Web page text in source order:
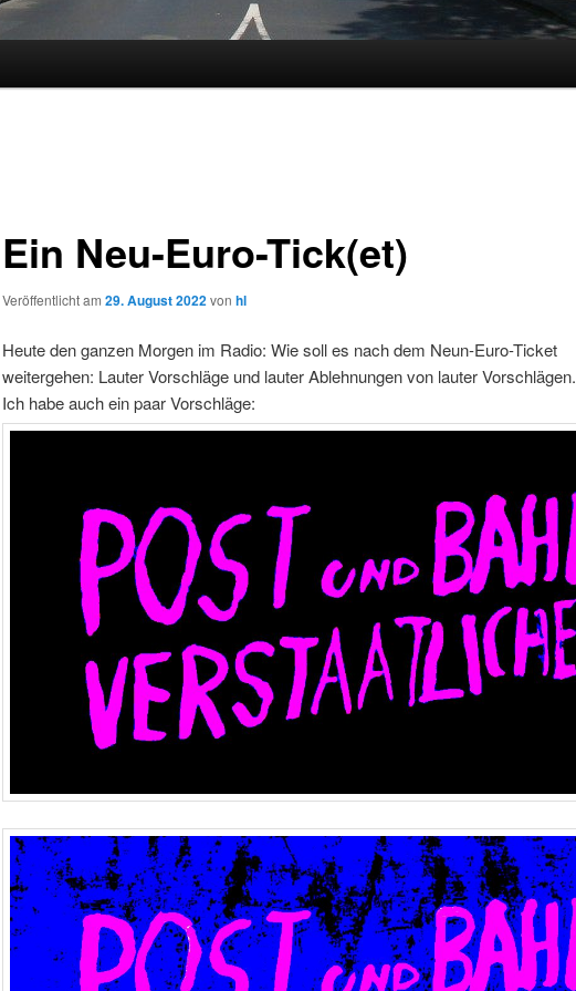
Ein Neu-Euro-Tick(et)
Veröffentlicht am 29. August 2022von hl
Heute den ganzen Morgen im Radio: Wie soll es nach dem Neun-Euro-Ticket
weitergehen: Lauter Vorschläge und lauter Ablehnungen von lauter Vorschlägen.
Ich habe auch ein paar Vorschläge: